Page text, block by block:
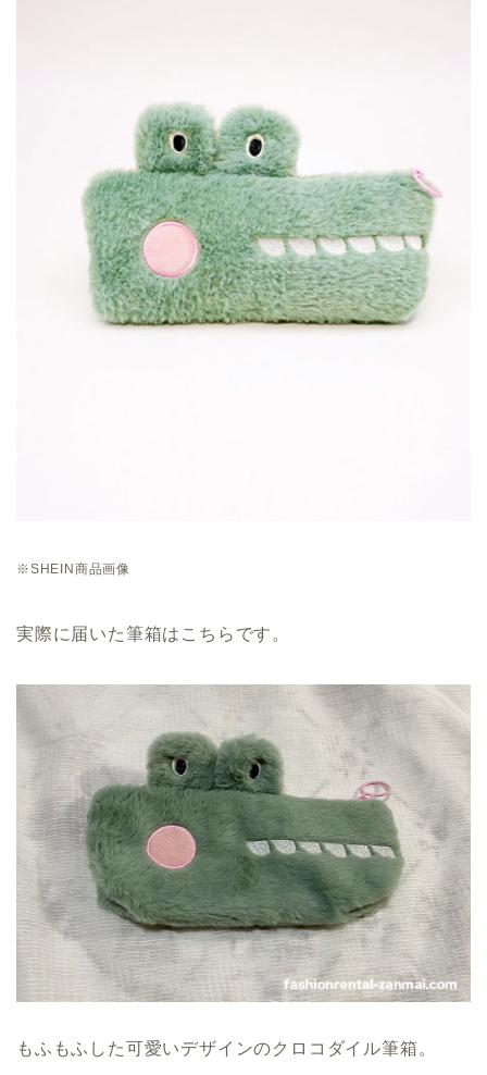
※SHEIN商品画像
実際に届いた筆箱はこちらです。
もふもふした可愛いデザインのクロコダイル筆箱。